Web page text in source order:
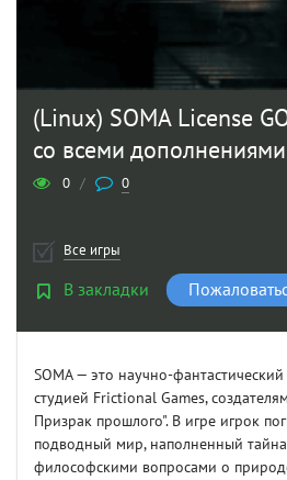
(Linux) SOMA License
со всеми дополнениями
0 / 0
Все игры
В закладки
SOMA — это научно-
студией Frictional Games,
Призрак прошлого". В игре игрок
подводный мир, наполненный
философскими вопросами о